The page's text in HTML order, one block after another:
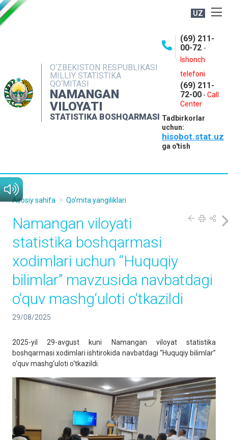
UZ
O‘ZBEKISTON RESPUBLIKASI
MILLIY STATISTIKA
QO‘MITASI
NAMANGAN
VILOYATI
STATISTIKA BOSHQARMASI
(69) 211-
00-72 -
Ishonch
telefoni
(69) 211-
72-00 - Call
Center
Tadbirkorlar
uchun:
hisobot.stat.uz
ga o'tish
NASHRLAR
INTERAKTIV XIZMATLAR
MATBUOT XIZMATI
MUROJAATLAR
Asosiy sahifa Qo'mita yangiliklari
Namangan viloyati
statistika boshqarmasi
xodimlari uchun “Huquqiy
bilimlar” mavzusida navbatdagi
o‘quv mashg‘uloti o‘tkazildi
29/08/2025
2025-yil 29-avgust kuni Namangan viloyat statistika
boshqarmasi xodimlari ishtirokida navbatdagi “Huquqiy bilimlar”
o‘quv mashg‘uloti o‘tkazildi.